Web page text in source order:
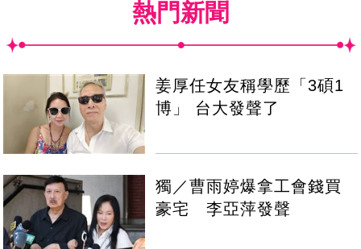
熱門新聞
姜厚任女友稱學歷「3碩1
博」 台大發聲了
獨／曹雨婷爆拿工會錢買
豪宅 李亞萍發聲